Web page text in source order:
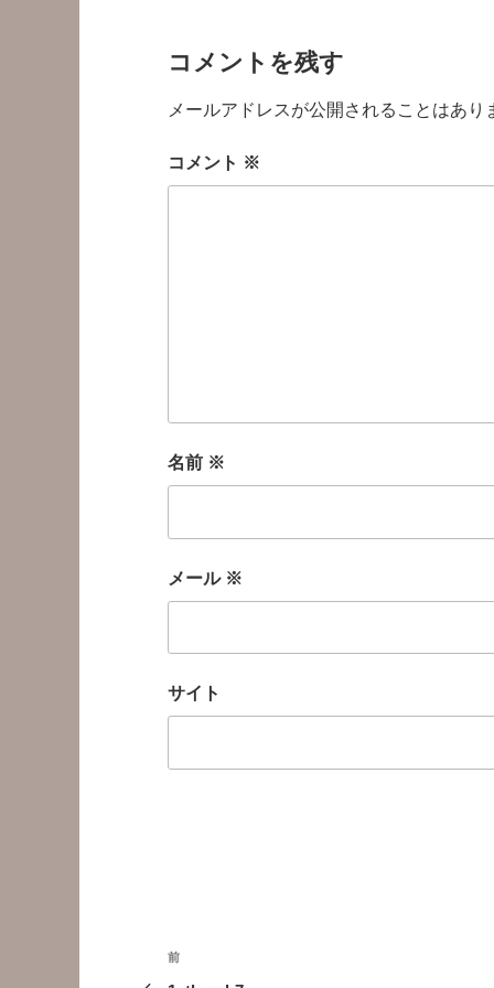
コメントを残す
メールアドレスが公開されることはあり
コメント ※
名前 ※
メール ※
サイト
投
前
前